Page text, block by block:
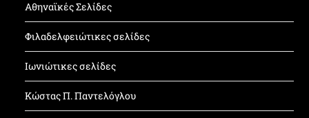
Αθηναϊκές Σελίδες
Φιλαδελφειώτικες σελίδες
Ιωνιώτικες σελίδες
Κώστας Π. Παντελόγλου